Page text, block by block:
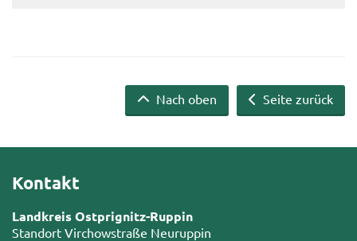
Seite zurück
Nach oben
Kontakt
Landkreis Ostprignitz-Ruppin
Standort Virchowstraße Neuruppin